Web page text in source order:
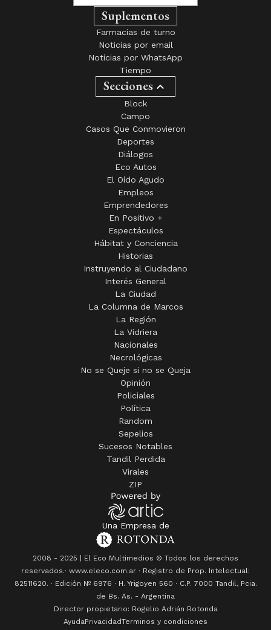
Noticias por WhatsApp
Tiempo
Secciones
Block
Campo
Casos Que Conmovieron
Deportes
Diálogos
Eco Autos
El Oído Agudo
Empleos
Emprendedores
En Positivo +
Espectáculos
Hábitat y Conciencia
Historias
Instruyendo al Ciudadano
Interés General
La Ciudad
La Columna de Marcos
La Región
La Vidriera
Nacionales
Necrológicas
No se Queje si no se Queja
Opinión
Policiales
Política
Random
Sepelios
Sucesos Notables
Tandil Perdida
Virales
ZIP
Una Empresa de
2008 - 2025 | El Eco Multimedios © Todos los derechos
reservados.· www.eleco.com.ar · Registro de Prop. Intelectual:
6976
· H. Yrigoyen 560 · C.P. 7000 Tandil, Pcia.
de Bs. As. - Argentina
Director propietario: Rogelio Adrián Rotonda
AyudaPrivacidadTerminos y condiciones